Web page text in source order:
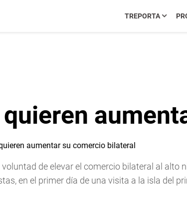
TREPORTA
de elevar el comercio bilateral al alto
en el primer día de una visita a la isla del